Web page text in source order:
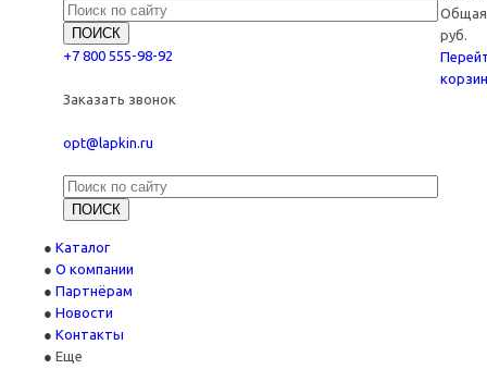
+7 800 555-98-92
Заказать звонок
opt@lapkin.ru
Общая
руб.
Каталог
О компании
Партнёрам
Новости
Контакты
Еще